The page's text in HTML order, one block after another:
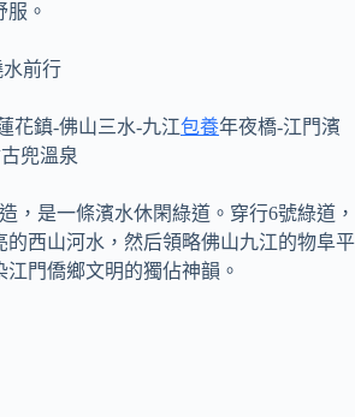
服。
前行
花鎮-佛山三水-九江包養年夜橋-江門濱
兜溫泉
，是一條濱水休閑綠道。穿行6號綠道，
的西山河水，然后領略佛山九江的物阜平
門僑鄉文明的獨佔神韻。